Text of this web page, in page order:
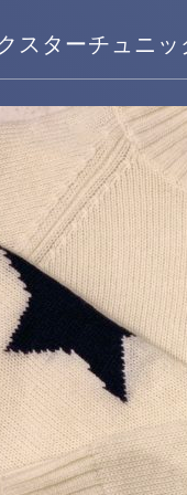
スターチュニ